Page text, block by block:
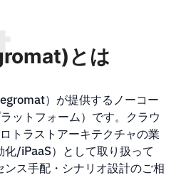
とは
）が提供するノーコー
ットフォーム）です。クラウ
トラストアーキテクチャの業
/iPaaS）として取り扱って
ス手配・シナリオ設計のご相